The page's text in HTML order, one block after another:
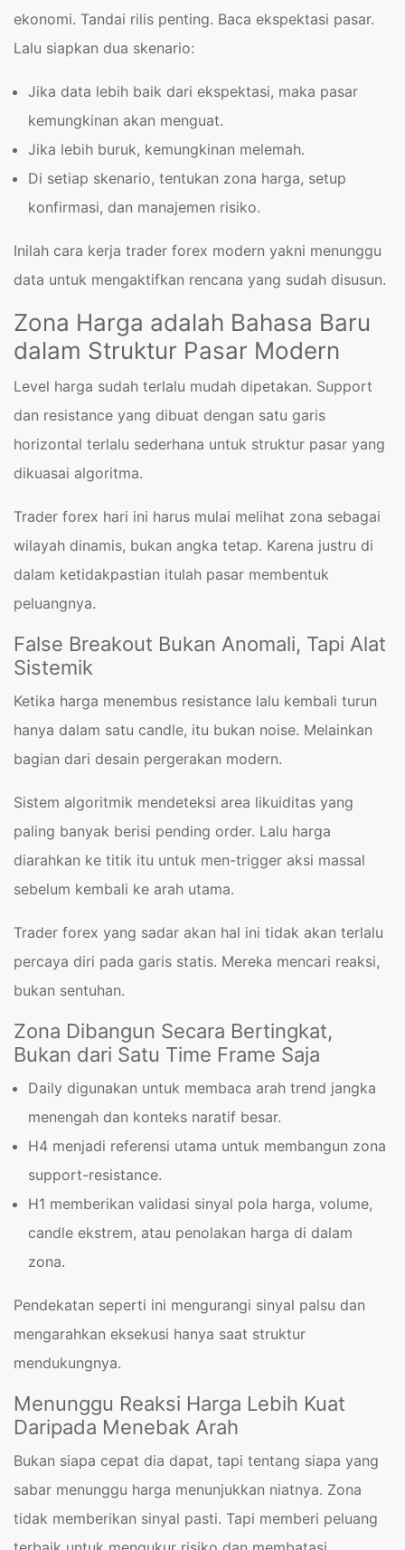
ekonomi. Tandai rilis penting. Baca ekspektasi pasar.
Lalu siapkan dua skenario:
Jika data lebih baik dari ekspektasi, maka pasar
kemungkinan akan menguat.
Jika lebih buruk, kemungkinan melemah.
Di setiap skenario, tentukan zona harga, setup
konfirmasi, dan manajemen risiko.
Inilah cara kerja trader forex modern yakni menunggu
data untuk mengaktifkan rencana yang sudah disusun.
Zona Harga adalah Bahasa Baru
dalam Struktur Pasar Modern
Level harga sudah terlalu mudah dipetakan. Support
dan resistance yang dibuat dengan satu garis
horizontal terlalu sederhana untuk struktur pasar yang
dikuasai algoritma.
Trader forex hari ini harus mulai melihat zona sebagai
wilayah dinamis, bukan angka tetap. Karena justru di
dalam ketidakpastian itulah pasar membentuk
peluangnya.
False Breakout Bukan Anomali, Tapi Alat
Sistemik
Ketika harga menembus resistance lalu kembali turun
hanya dalam satu candle, itu bukan noise. Melainkan
bagian dari desain pergerakan modern.
Sistem algoritmik mendeteksi area likuiditas yang
paling banyak berisi pending order. Lalu harga
diarahkan ke titik itu untuk men-trigger aksi massal
sebelum kembali ke arah utama.
Trader forex yang sadar akan hal ini tidak akan terlalu
percaya diri pada garis statis. Mereka mencari reaksi,
bukan sentuhan.
Zona Dibangun Secara Bertingkat,
Bukan dari Satu Time Frame Saja
Daily digunakan untuk membaca arah trend jangka
menengah dan konteks naratif besar.
H4 menjadi referensi utama untuk membangun zona
support-resistance.
H1 memberikan validasi sinyal pola harga, volume,
candle ekstrem, atau penolakan harga di dalam
zona.
Pendekatan seperti ini mengurangi sinyal palsu dan
mengarahkan eksekusi hanya saat struktur
mendukungnya.
Menunggu Reaksi Harga Lebih Kuat
Daripada Menebak Arah
Bukan siapa cepat dia dapat, tapi tentang siapa yang
sabar menunggu harga menunjukkan niatnya. Zona
tidak memberikan sinyal pasti. Tapi memberi peluang